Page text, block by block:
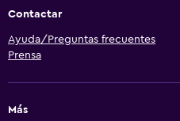
Contactar
Ayuda/Preguntas frecuentes
Prensa
Más